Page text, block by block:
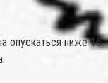
опускаться ниже 16